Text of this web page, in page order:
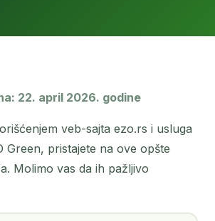
22. april 2026. godine
veb-sajta ezo.rs i usluga
Green, pristajete na ove opšte
Molimo vas da ih pažljivo